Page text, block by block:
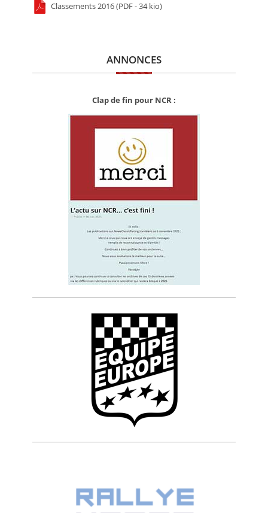
Classements 2016 (PDF - 34 kio)
ANNONCES
Clap de fin pour NCR :